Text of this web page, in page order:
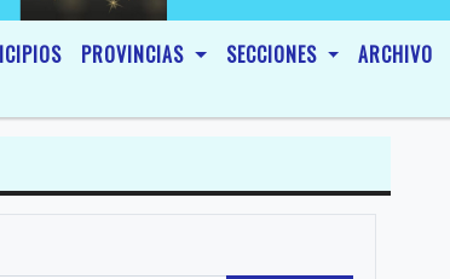
PROVINCIAS SECCIONES ARCHIVO